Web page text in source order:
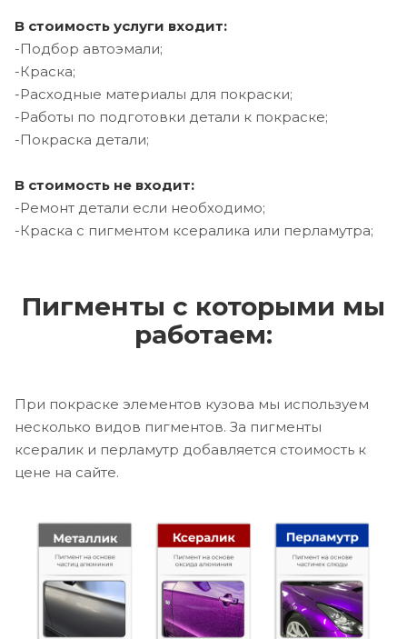
В стоимость услуги входит:
-Подбор автоэмали;
-Краска;
-Расходные материалы для покраски;
-Работы по подготовки детали к покраске;
-Покраска детали;
В стоимость не входит:
-Ремонт детали если необходимо;
-Краска с пигментом ксералика или перламутра;
Пигменты с которыми мы
работаем:
При покраске элементов кузова мы используем
несколько видов пигментов. За пигменты
ксералик и перламутр добавляется стоимость к
цене на сайте.